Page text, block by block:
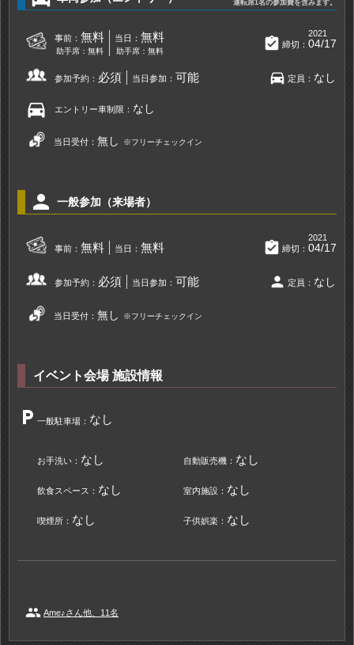
運転席1名の参加費を含みます。
事前： 無料
助手席：無料
当日： 無料
助手席：無料 assignment_turned_in 締切：
2021
04/17
参加予約： 必須 当日参加： 可能 directions_car 定員： なし
directions_car エントリー車制限： なし
当日受付：無し ※フリーチェックイン
person 一般参加（来場者）
事前： 無料 当日： 無料 assignment_turned_in 締切：
2021
04/17
参加予約： 必須 当日参加： 可能 person 定員： なし
当日受付：無し ※フリーチェックイン
イベント会場 施設情報
local_parking 一般駐車場： なし
お手洗い： なし 自動販売機： なし
飲食スペース： なし 室内施設： なし
喫煙所： なし 子供娯楽： なし
people Ame♪さん他、11名